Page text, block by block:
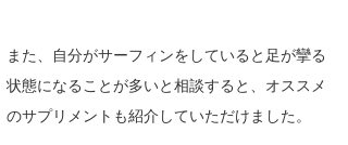
また、自分がサーフィンをしていると足が攣る
状態になることが多いと相談すると、オススメ
のサプリメントも紹介していただけました。